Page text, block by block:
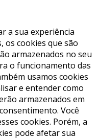
a sua experiência
os cookies que são
armazenados no seu
o funcionamento das
usamos cookies
e entender como
armazenados em
Você
cookies. Porém, a
pode afetar sua